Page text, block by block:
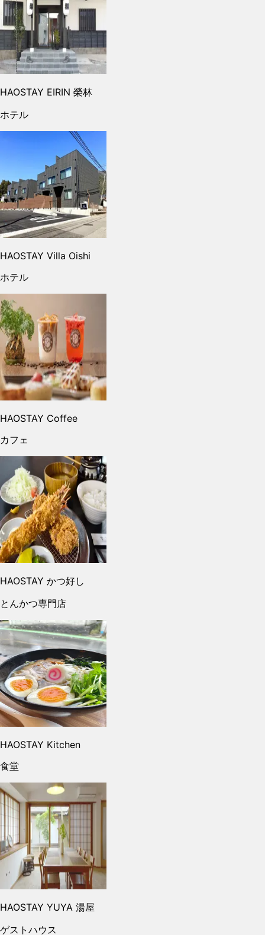
HAOSTAY EIRIN 榮林
ホテル
HAOSTAY Villa Oishi
ホテル
HAOSTAY Coffee
カフェ
HAOSTAY かつ好し
とんかつ専門店
HAOSTAY Kitchen
食堂
HAOSTAY YUYA 湯屋
ゲストハウス